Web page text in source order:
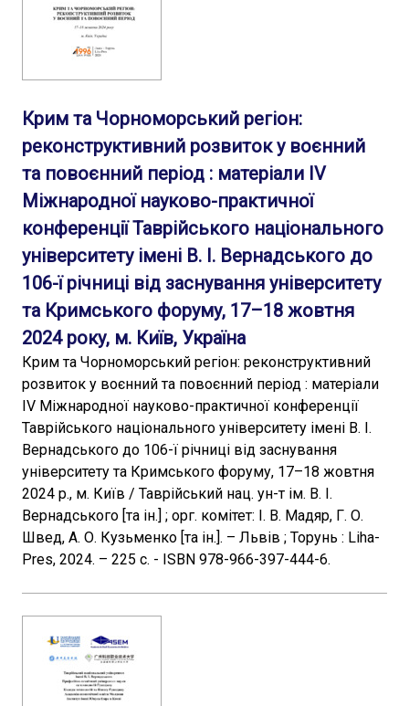
Крим та Чорноморський регіон:
реконструктивний розвиток у воєнний
та повоєнний період : матеріали ІV
Міжнародної науково-практичної
конференції Таврійського національного
університету імені В. І. Вернадського до
106-ї річниці від заснування університету
та Кримського форуму, 17–18 жовтня
2024 року, м. Київ, Україна
Крим та Чорноморський регіон: реконструктивний
розвиток у воєнний та повоєнний період : матеріали
ІV Міжнародної науково-практичної конференції
Таврійського національного університету імені В. І.
Вернадського до 106-ї річниці від заснування
університету та Кримського форуму, 17–18 жовтня
2024 р., м. Київ / Таврійський нац. ун-т ім. В. І.
Вернадського [та ін.] ; орг. комітет: І. В. Мадяр, Г. О.
Швед, А. О. Кузьменко [та ін.]. – Львів ; Торунь : Liha-
Pres, 2024. – 225 с. - ISBN 978-966-397-444-6.